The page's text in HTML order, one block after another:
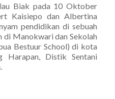
Biak pada 10 Oktober
Kaisiepo dan Albertina
pendidikan di sebuah
di Manokwari dan Sekolah
Bestuur School) di kota
Harapan, Distik Sentani